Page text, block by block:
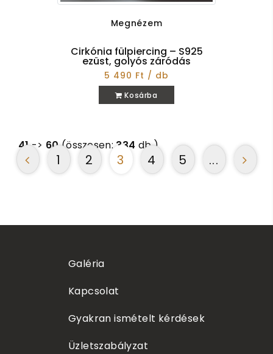
Megnézem
Cirkónia fülpiercing – S925
ezüst, golyós záródás
5 490 Ft / db
Kosárba
41-> 60(összesen: 334 db.)
1 2 3 4 5 ...
Galéria
Kapcsolat
Gyakran ismételt kérdések
Üzletszabályzat